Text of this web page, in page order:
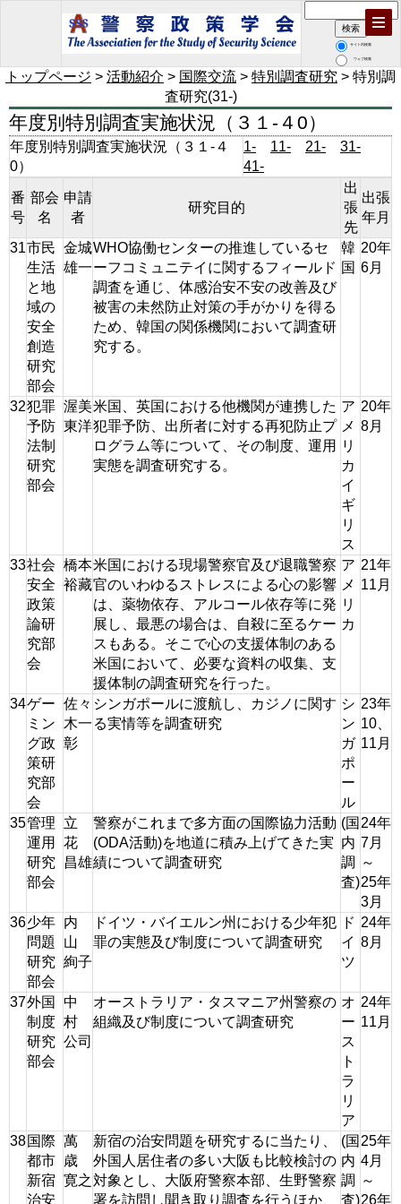
サイト内検索
ウェブ検索
トップページ > 活動紹介 > 国際交流 > 特別調査研究 > 特別調
査研究(31-)
年度別特別調査実施状況（３１-４0）
年度別特別調査実施状況（３１-４
0）
1- 11- 21-
31-
41-
番
号
部会
名
申請
者
研究目的
出
張
先
出張
年月
31市民
生活
と地
域の
安全
創造
研究
部会
金城
雄一
WHO協働センターの推進しているセ
ーフコミュニテイに関するフィールド
調査を通じ、体感治安不安の改善及び
被害の未然防止対策の手がかりを得る
ため、韓国の関係機関において調査研
究する。
韓
国
20年
6月
32犯罪
予防
法制
研究
部会
渥美
東洋
米国、英国における他機関が連携した
犯罪予防、出所者に対する再犯防止プ
ログラム等について、その制度、運用
実態を調査研究する。
ア
メ
リ
カ
イ
ギ
リ
ス
20年
8月
33社会
安全
政策
論研
究部
会
橋本
裕藏
米国における現場警察官及び退職警察
官のいわゆるストレスによる心の影響
は、薬物依存、アルコール依存等に発
展し、最悪の場合は、自殺に至るケー
スもある。そこで心の支援体制のある
米国において、必要な資料の収集、支
援体制の調査研究を行った。
ア
メ
リ
カ
21年
11月
34ゲー
ミン
グ政
策研
究部
会
佐々
木一
彰
シンガポールに渡航し、カジノに関す
る実情等を調査研究
シ
ン
ガ
ポ
ー
ル
23年
10、
11月
35管理
運用
研究
部会
立
花
昌雄
警察がこれまで多方面の国際協力活動
(ODA活動)を地道に積み上げてきた実
績について調査研究
(国
内
調
査)
24年
7月
～
25年
3月
36少年
問題
研究
部会
内
山
絢子
ドイツ・バイエルン州における少年犯
罪の実態及び制度について調査研究
ド
イ
ツ
24年
8月
37外国
制度
研究
部会
中
村
公司
オーストラリア・タスマニア州警察の
組織及び制度について調査研究
オ
ー
ス
ト
ラ
リ
ア
24年
11月
38国際
都市
新宿
治安
萬
歳
寛之
新宿の治安問題を研究するに当たり、
外国人居住者の多い大阪も比較検討の
対象とし、大阪府警察本部、生野警察
署を訪問し聞き取り調査を行うほか、
(国
内
調
査)
25年
4月
～
26年